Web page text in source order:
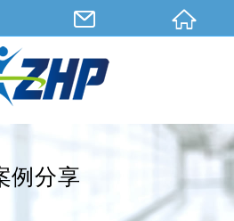
例分享
會員登入
登入(燈箱)
加入會員